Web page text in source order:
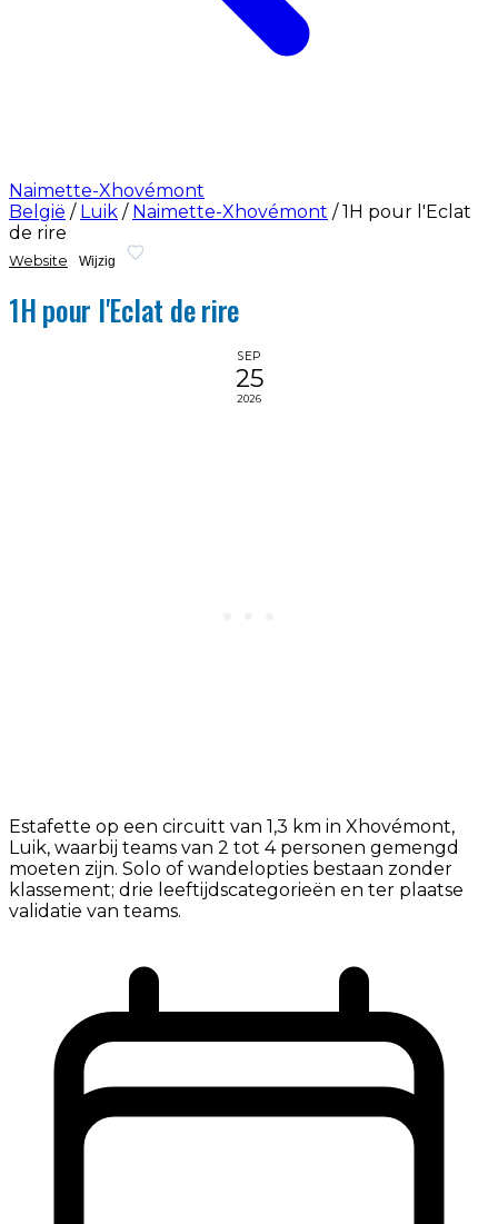
Naimette-Xhovémont
België / Luik / Naimette-Xhovémont / 1H pour l'Eclat
de rire
Website Wijzig
1H pour l'Eclat de rire
SEP
25
2026
Estafette op een circuitt van 1,3 km in Xhovémont,
Luik, waarbij teams van 2 tot 4 personen gemengd
moeten zijn. Solo of wandelopties bestaan zonder
klassement; drie leeftijdscategorieën en ter plaatse
validatie van teams.